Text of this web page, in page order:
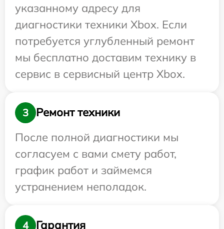
указанному адресу для
диагностики техники Xbox. Если
потребуется углубленный ремонт
мы бесплатно доставим технику в
сервис в сервисный центр Xbox.
3
Ремонт техники
После полной диагностики мы
согласуем с вами смету работ,
график работ и займемся
устранением неполадок.
4 Гарантия